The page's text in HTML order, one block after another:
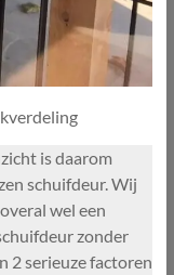
is daarom
schuifdeur. Wij
wel een
zonder
2 serieuze factoren